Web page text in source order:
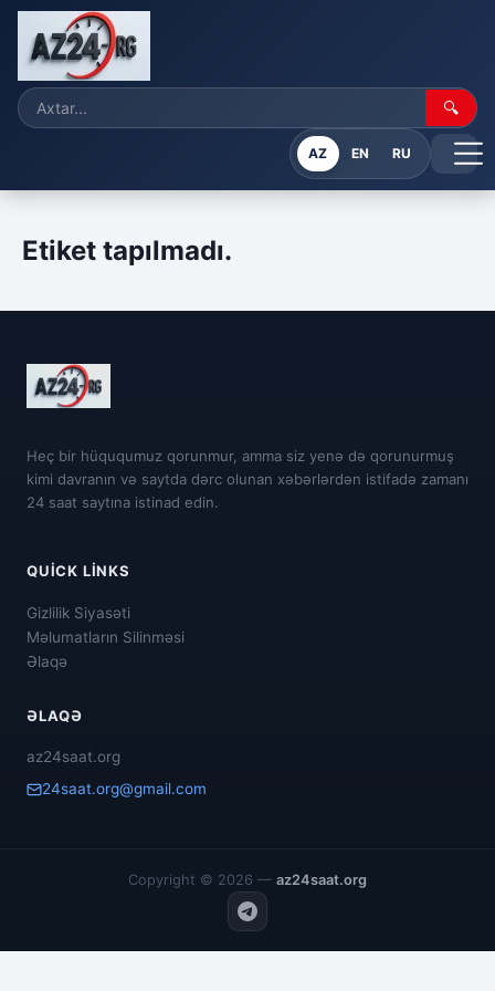
🔍
AZ EN RU
Etiket tapılmadı.
Heç bir hüququmuz qorunmur, amma siz yenə də qorunurmuş
kimi davranın və saytda dərc olunan xəbərlərdən istifadə zamanı
24 saat saytına istinad edin.
QUICK LINKS
Gizlilik Siyasəti
Məlumatların Silinməsi
Əlaqə
ƏLAQƏ
az24saat.org
24saat.org@gmail.com
Copyright © 2026 — az24saat.org